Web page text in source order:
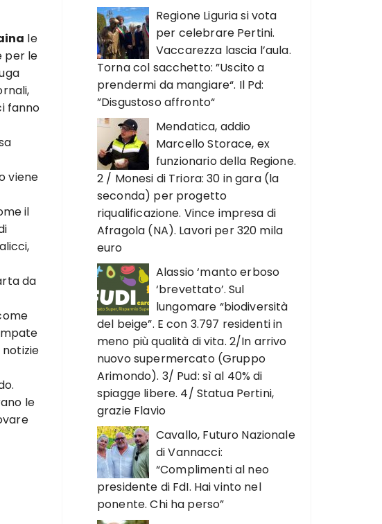
le
per le
fanno
viene
il
da
le
Regione Liguria si vota
per celebrare Pertini.
Vaccarezza lascia l’aula.
Torna col sacchetto: ”Uscito a
prendermi da mangiare“. Il Pd:
”Disgustoso affronto“
Mendatica, addio
Marcello Storace, ex
funzionario della Regione.
2 / Monesi di Triora: 30 in gara (la
seconda) per progetto
riqualificazione. Vince impresa di
Afragola (NA). Lavori per 320 mila
euro
Alassio ‘manto erboso
‘brevettato’. Sul
lungomare “biodiversità
del beige”. E con 3.797 residenti in
meno più qualità di vita. 2/In arrivo
nuovo supermercato (Gruppo
Arimondo). 3/ Pud: sì al 40% di
spiagge libere. 4/ Statua Pertini,
grazie Flavio
Cavallo, Futuro Nazionale
di Vannacci:
“Complimenti al neo
presidente di FdI. Hai vinto nel
ponente. Chi ha perso”